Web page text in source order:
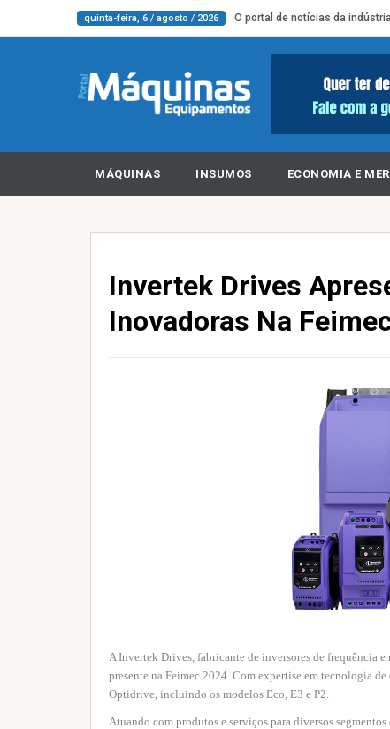
quinta-feira, 6 / agosto / 2026 O portal de notícias da
MÁQUINAS INSUMOS ECONOMIA E
Invertek Drives
Inovadoras Na
A Invertek Drives, fabricante de inversores de frequência
presente na Feimec 2024. Com expertise em tecnologia
Optidrive, incluindo os modelos Eco, E3 e P2.
Atuando com produtos e serviços para diversos